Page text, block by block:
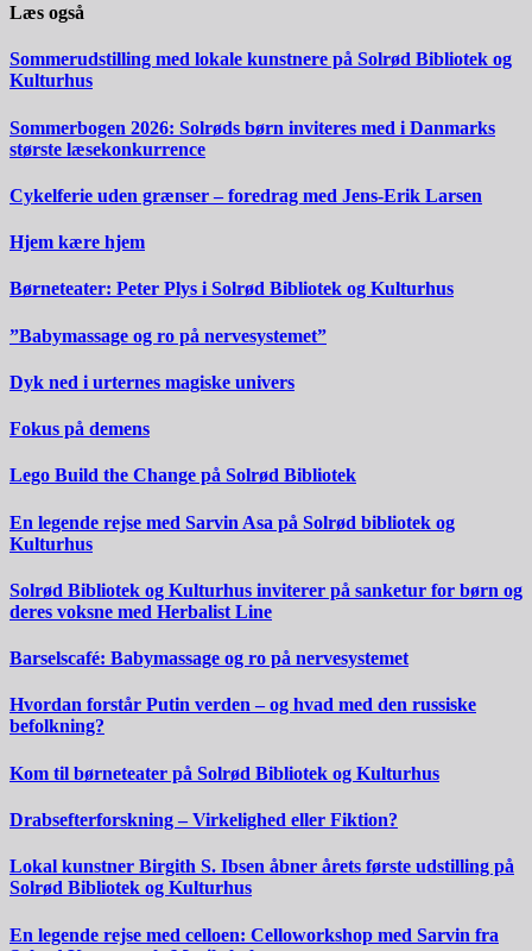
Læs også
Sommerudstilling med lokale kunstnere på Solrød Bibliotek og
Kulturhus
Sommerbogen 2026: Solrøds børn inviteres med i Danmarks
største læsekonkurrence
Cykelferie uden grænser – foredrag med Jens-Erik Larsen
Hjem kære hjem
Børneteater: Peter Plys i Solrød Bibliotek og Kulturhus
”Babymassage og ro på nervesystemet”
Dyk ned i urternes magiske univers
Fokus på demens
Lego Build the Change på Solrød Bibliotek
En legende rejse med Sarvin Asa på Solrød bibliotek og
Kulturhus
Solrød Bibliotek og Kulturhus inviterer på sanketur for børn og
deres voksne med Herbalist Line
Barselscafé: Babymassage og ro på nervesystemet
Hvordan forstår Putin verden – og hvad med den russiske
befolkning?
Kom til børneteater på Solrød Bibliotek og Kulturhus
Drabsefterforskning – Virkelighed eller Fiktion?
Lokal kunstner Birgith S. Ibsen åbner årets første udstilling på
Solrød Bibliotek og Kulturhus
En legende rejse med celloen: Celloworkshop med Sarvin fra